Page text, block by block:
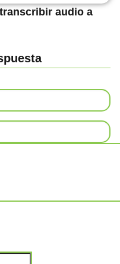
audio a